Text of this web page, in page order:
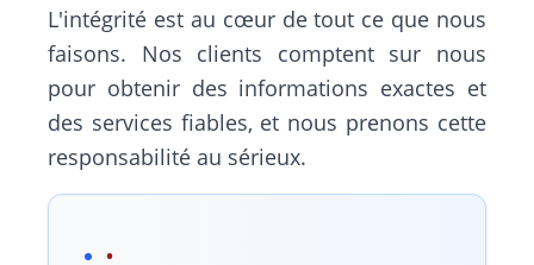
L'intégrité est au cœur de tout ce que nous
faisons. Nos clients comptent sur nous
pour obtenir des informations exactes et
des services fiables, et nous prenons cette
responsabilité au sérieux.